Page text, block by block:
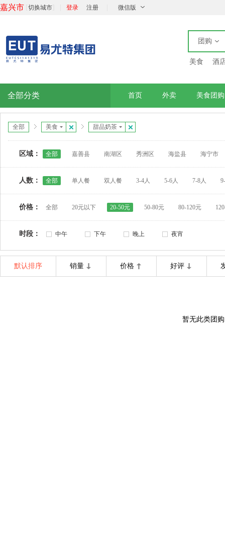
嘉兴市 切换城市 登录 注册 微信版
团购
美食 酒
全部分类 首页 外卖 美食团购
全部 美食 甜品奶茶
区域： 全部 嘉善县 南湖区 秀洲区 海盐县 海宁市
人数： 全部 单人餐 双人餐 3-4人 5-6人 7-8人
价格： 全部 20元以下 20-50元 50-80元 80-120元
时段： 中午 下午 晚上 夜宵
默认排序 销量 价格 好评
暂无此类团